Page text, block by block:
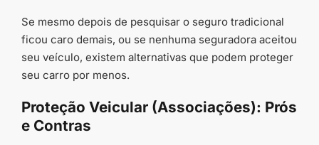
Se mesmo depois de pesquisar o seguro tradicional
ficou caro demais, ou se nenhuma seguradora aceitou
seu veículo, existem alternativas que podem proteger
seu carro por menos.
Proteção Veicular (Associações): Prós
e Contras